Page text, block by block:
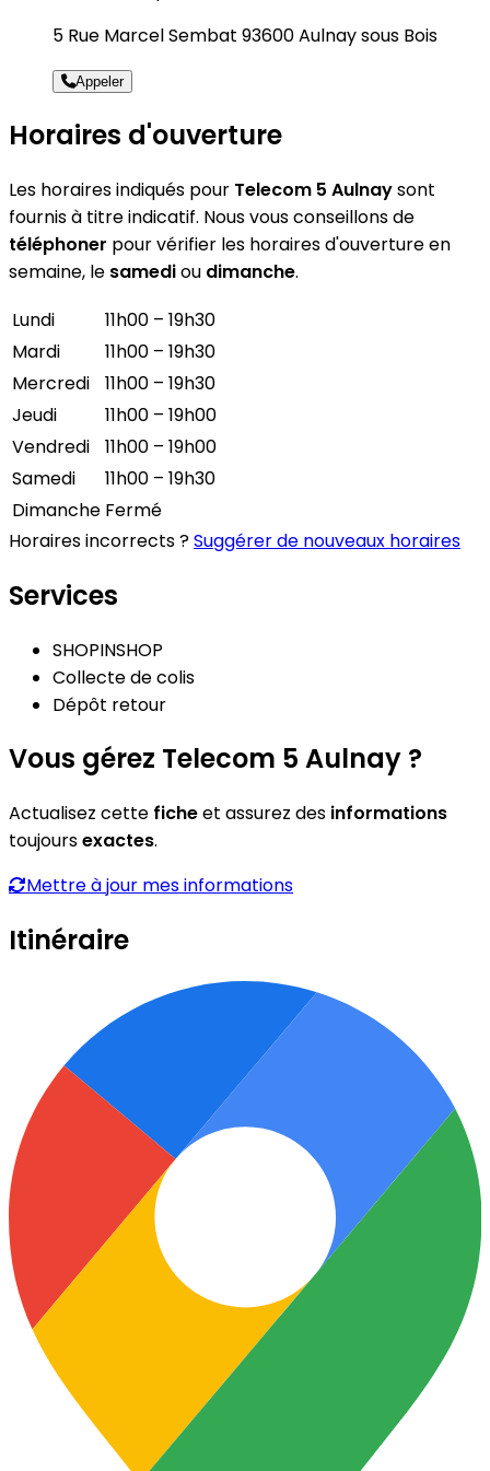
5 Rue Marcel Sembat 93600 Aulnay sous Bois
Appeler
Horaires d'ouverture
Les horaires indiqués pour Telecom 5 Aulnaysont
fournis à titre indicatif. Nous vous conseillons de
téléphoner pour vérifier les horaires d'ouverture en
semaine, le samediou dimanche.
Lundi
11h00 – 19h30
Mardi
11h00 – 19h30
Mercredi
11h00 – 19h30
Jeudi
11h00 – 19h00
Vendredi
11h00 – 19h00
Samedi
11h00 – 19h30
Dimanche Fermé
Horaires incorrects ?Suggérer de nouveaux horaires
Services
SHOPINSHOP
Collecte de colis
Dépôt retour
Vous gérez Telecom 5 Aulnay ?
Actualisez cette ficheet assurez des informations
toujoursexactes.
Mettre à jour mes informations
Itinéraire